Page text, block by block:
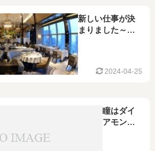
新しい仕事が決
まりました～
2024-04-25
瞳はダイ
アモンド